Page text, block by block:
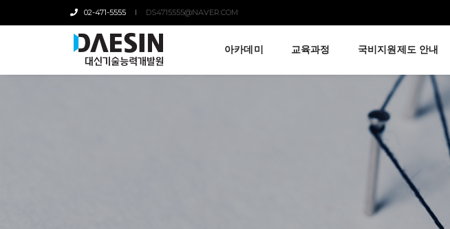
02-471-5555 DS4715555@NAVER.COM
아카데미 교육과정 국비지원제도 안내